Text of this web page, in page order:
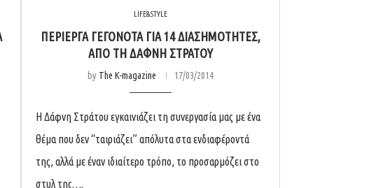
LIFE&STYLE
ΠΕΡΊΕΡΓΑ ΓΕΓΟΝΌΤΑ ΓΙΑ 14 ΔΙΑΣΗΜΌΤΗΤΕΣ,
ΑΠΌ ΤΗ ΔΆΦΝΗ ΣΤΡΆΤΟΥ
by The K-magazine 17/03/2014
Η Δάφνη Στράτου εγκαινιάζει τη συνεργασία μας με ένα
θέμα που δεν “ταιριάζει” απόλυτα στα ενδιαφέροντά
της, αλλά με έναν ιδιαίτερο τρόπο, το προσαρμόζει στο
στυλ της….